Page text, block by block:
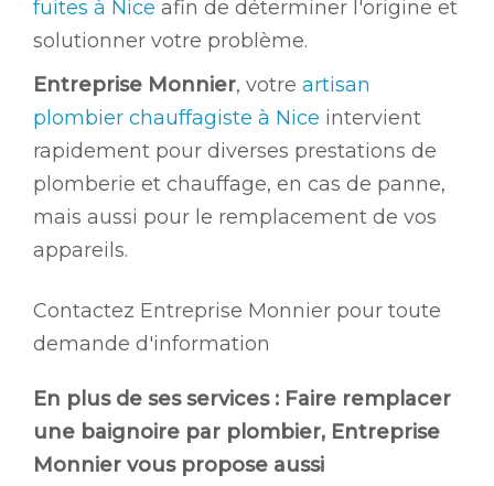
fuites à Nice afin de déterminer l'origine et
solutionner votre problème.
Entreprise Monnier, votre artisan
plombier chauffagiste à Nice intervient
rapidement pour diverses prestations de
plomberie et chauffage, en cas de panne,
mais aussi pour le remplacement de vos
appareils.
Contactez Entreprise Monnier pour toute
demande d'information
En plus de ses services : Faire remplacer
une baignoire par plombier, Entreprise
Monnier vous propose aussi